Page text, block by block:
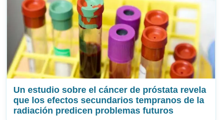
Un estudio sobre el cáncer de próstata revela
que los efectos secundarios tempranos de la
radiación predicen problemas futuros